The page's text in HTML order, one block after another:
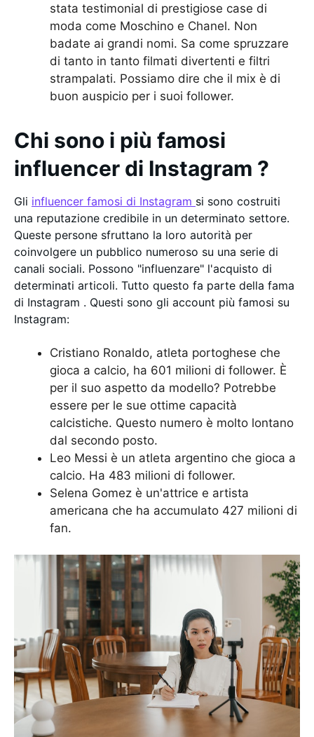
stata testimonial di prestigiose case di
moda come Moschino e Chanel. Non
badate ai grandi nomi. Sa come spruzzare
di tanto in tanto filmati divertenti e filtri
strampalati. Possiamo dire che il mix è di
buon auspicio per i suoi follower.
Chi sono i più famosi
influencer di Instagram ?
Gli influencer famosi di Instagram si sono costruiti
una reputazione credibile in un determinato settore.
Queste persone sfruttano la loro autorità per
coinvolgere un pubblico numeroso su una serie di
canali sociali. Possono "influenzare" l'acquisto di
determinati articoli. Tutto questo fa parte della fama
di Instagram . Questi sono gli account più famosi su
Instagram:
Cristiano Ronaldo, atleta portoghese che
gioca a calcio, ha 601 milioni di follower. È
per il suo aspetto da modello? Potrebbe
essere per le sue ottime capacità
calcistiche. Questo numero è molto lontano
dal secondo posto.
Leo Messi è un atleta argentino che gioca a
calcio. Ha 483 milioni di follower.
Selena Gomez è un'attrice e artista
americana che ha accumulato 427 milioni di
fan.